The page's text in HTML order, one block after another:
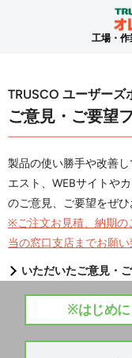
工場・作
TRUSCO ユーザーズ
ご意見・ご要望
製品の使い勝手や改善
エスト、WEBサイトや
のご意見、ご要望をぜひ
※ご注文お見積、納期の
当の窓口支店までお願い
いただいたご意見・
※はじめに